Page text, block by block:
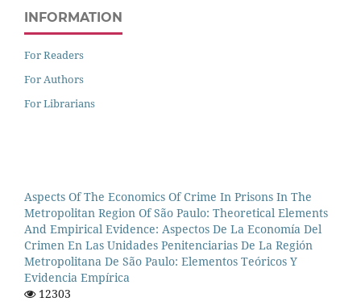
INFORMATION
For Readers
For Authors
For Librarians
Aspects Of The Economics Of Crime In Prisons In The
Metropolitan Region Of São Paulo: Theoretical Elements
And Empirical Evidence: Aspectos De La Economía Del
Crimen En Las Unidades Penitenciarias De La Región
Metropolitana De São Paulo: Elementos Teóricos Y
Evidencia Empírica
12303